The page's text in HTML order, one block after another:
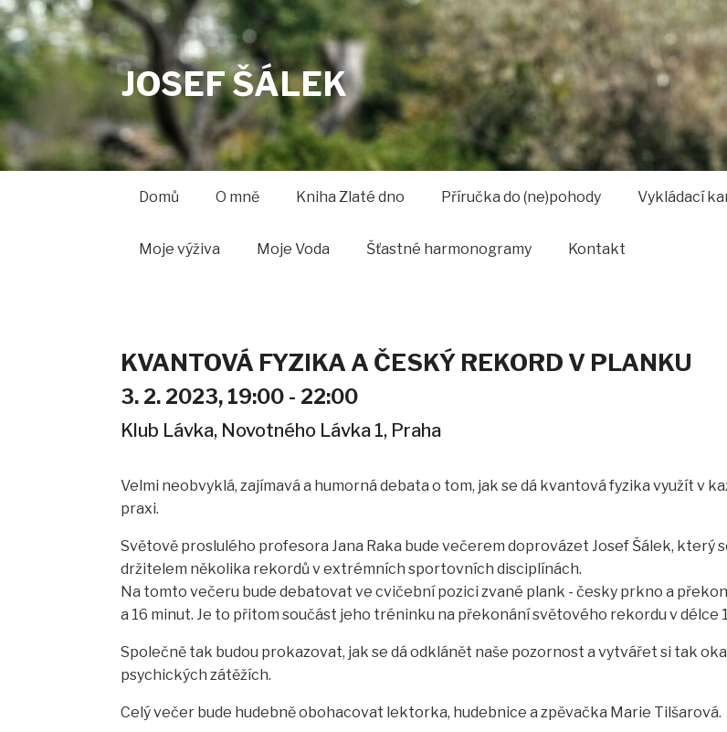
JOSEF ŠÁLEK
Domů O mně Kniha Zlaté dno Příručka do (ne)pohody Vykládací
Moje výživa Moje Voda Šťastné harmonogramy Kontakt
KVANTOVÁ FYZIKA A ČESKÝ REKORD V PLANKU
3. 2. 2023, 19:00 - 22:00
Klub Lávka, Novotného Lávka 1, Praha
Velmi neobvyklá, zajímavá a humorná debata o tom, jak se dá kvantová fyzika využít v
praxi.
Světově proslulého profesora Jana Raka bude večerem doprovázet Josef Šálek, který
držitelem několika rekordů v extrémních sportovních disciplínách.
Na tomto večeru bude debatovat ve cvičební pozici zvané plank - česky prkno a
a 16 minut. Je to přitom součást jeho tréninku na překonání světového rekordu v délce
Společně tak budou prokazovat, jak se dá odklánět naše pozornost a vytvářet si tak
psychických zátěžích.
Celý večer bude hudebně obohacovat lektorka, hudebnice a zpěvačka Marie Tilšarová.